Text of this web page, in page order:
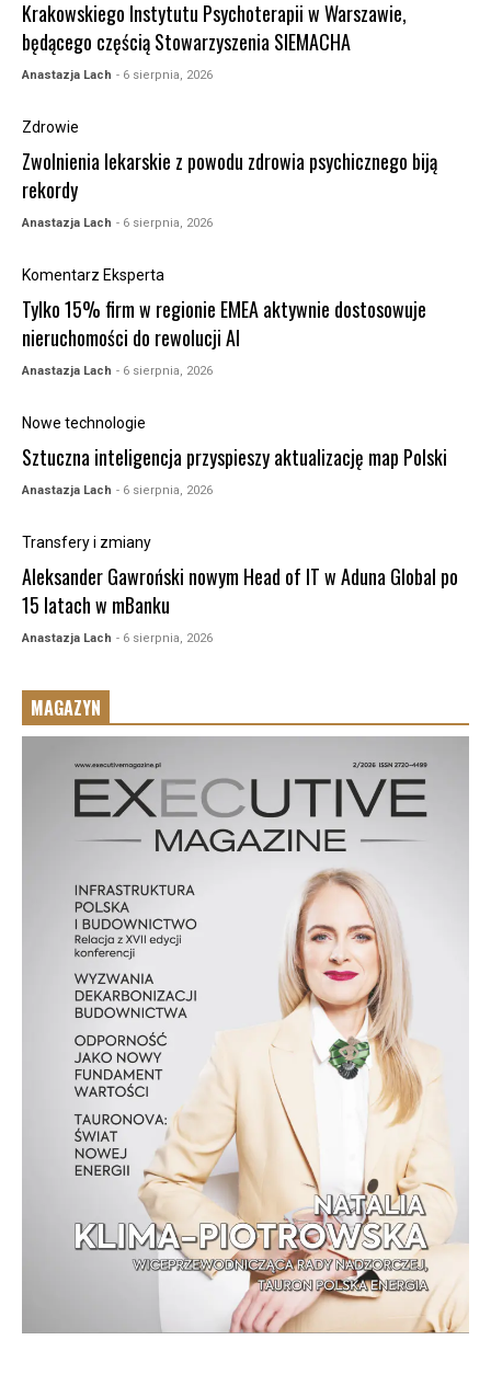
Krakowskiego Instytutu Psychoterapii w Warszawie,
będącego częścią Stowarzyszenia SIEMACHA
Anastazja Lach - 6 sierpnia, 2026
Zdrowie
Zwolnienia lekarskie z powodu zdrowia psychicznego biją
rekordy
Anastazja Lach - 6 sierpnia, 2026
Komentarz Eksperta
Tylko 15% firm w regionie EMEA aktywnie dostosowuje
nieruchomości do rewolucji AI
Anastazja Lach - 6 sierpnia, 2026
Nowe technologie
Sztuczna inteligencja przyspieszy aktualizację map Polski
Anastazja Lach - 6 sierpnia, 2026
Transfery i zmiany
Aleksander Gawroński nowym Head of IT w Aduna Global po
15 latach w mBanku
Anastazja Lach - 6 sierpnia, 2026
MAGAZYN